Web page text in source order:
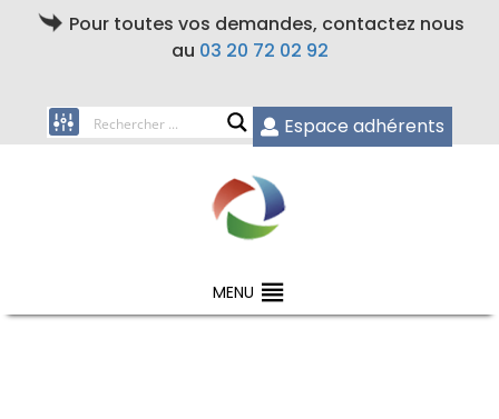
Pour toutes vos demandes, contactez nous
au 03 20 72 02 92
Espace adhérents
MENU